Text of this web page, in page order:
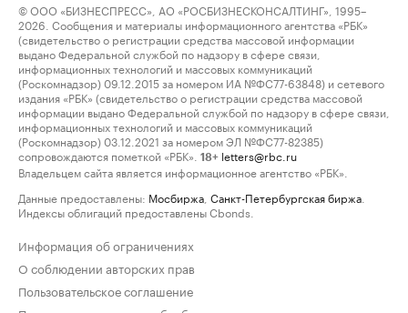
© ООО «БИЗНЕСПРЕСС», АО «РОСБИЗНЕСКОНСАЛТИНГ», 1995–
2026. Сообщения и материалы информационного агентства «РБК»
(свидетельство о регистрации средства массовой информации
выдано Федеральной службой по надзору в сфере связи,
информационных технологий и массовых коммуникаций
(Роскомнадзор) 09.12.2015 за номером ИА №ФС77-63848) и сетевого
издания «РБК» (свидетельство о регистрации средства массовой
информации выдано Федеральной службой по надзору в сфере связи,
информационных технологий и массовых коммуникаций
(Роскомнадзор) 03.12.2021 за номером ЭЛ №ФС77-82385)
сопровождаются пометкой «РБК».
18+ letters@rbc.ru
Владельцем сайта является информационное агентство «РБК».
Данные предоставлены: Мосбиржа Санкт-Петербургская биржа
Индексы облигаций предоставлены Cbonds.
Информация об ограничениях
О соблюдении авторских прав
Пользовательское соглашение